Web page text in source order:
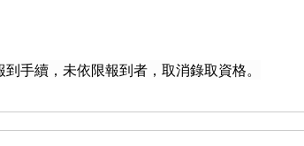
手續，未依限報到者，取消錄取資格。